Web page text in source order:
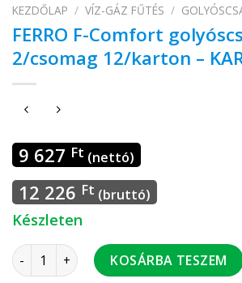
KEZDŐLAP / VÍZ-GÁZ FŰTÉS /
FERRO F-Comfort
2/csomag 12/karton –
9 627 Ft (nettó)
12 226 Ft (bruttó)
Készleten
FERRO F-Comfort golyóscsap 2" BB 2/
KOSÁRBA TESZEM